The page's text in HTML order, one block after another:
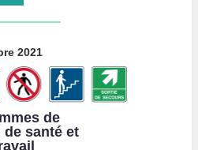
2021
de
santé et